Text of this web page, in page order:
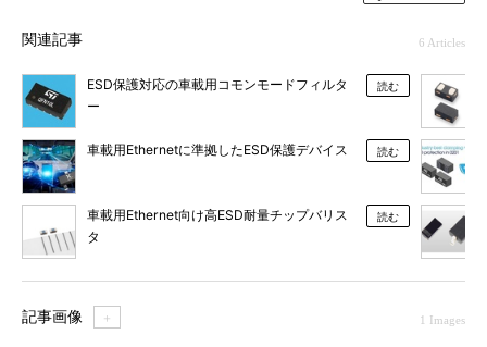
関連記事 6 Articles
ESD保護対応の車載用コモンモードフィルタ
ー
読む
車載用Ethernetに準拠したESD保護デバイス 読む
車載用Ethernet向け高ESD耐量チップバリス
タ
読む
記事画像 ＋ 1 Images